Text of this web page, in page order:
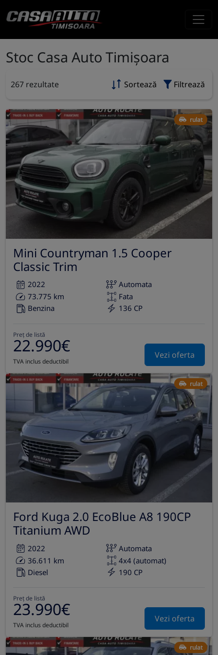
Stoc Casa Auto Timișoara
267 rezultate Sortează Filtrează
rulat
Mini Countryman 1.5 Cooper
Classic Trim
2022
Automata
73.775 km
Fata
Benzina
136 CP
Preț de listă
22.990€
TVA inclus deductibil
Vezi oferta
rulat
Ford Kuga 2.0 EcoBlue A8 190CP
Titanium AWD
2022
Automata
36.611 km
4x4 (automat)
Diesel
190 CP
Preț de listă
23.990€
TVA inclus deductibil
Vezi oferta
rulat